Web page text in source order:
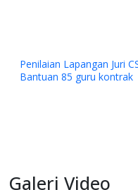
2025 Program
Galeri Video